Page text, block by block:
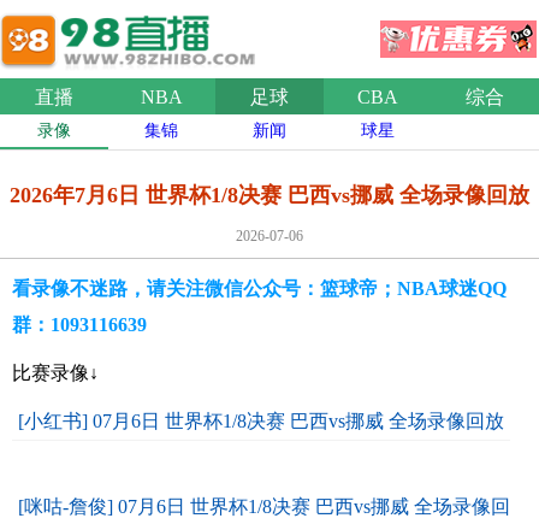
直播 NBA 足球 CBA 综合
录像 集锦 新闻 球星
2026年7月6日 世界杯1/8决赛 巴西vs挪威 全场录像回放
2026-07-06
看录像不迷路，请关注微信公众号：篮球帝；NBA球迷QQ
群：1093116639
比赛录像↓
[小红书] 07月6日 世界杯1/8决赛 巴西vs挪威 全场录像回放
[咪咕-詹俊] 07月6日 世界杯1/8决赛 巴西vs挪威 全场录像回